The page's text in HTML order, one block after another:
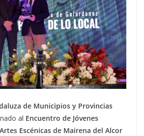
de Municipios y Provincias
al Encuentro de Jóvenes
Escénicas de Mairena del Alcor